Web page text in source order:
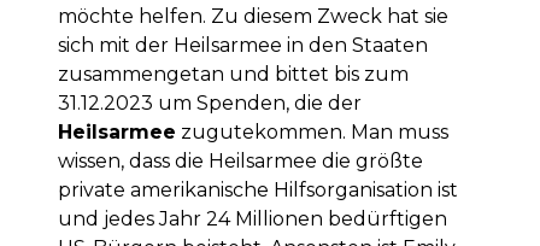
möchte helfen. Zu diesem Zweck hat sie
sich mit der Heilsarmee in den Staaten
zusammengetan und bittet bis zum
31.12.2023 um Spenden, die der
Heilsarmee zugutekommen. Man muss
wissen, dass die Heilsarmee die größte
private amerikanische Hilfsorganisation ist
und jedes Jahr 24 Millionen bedürftigen